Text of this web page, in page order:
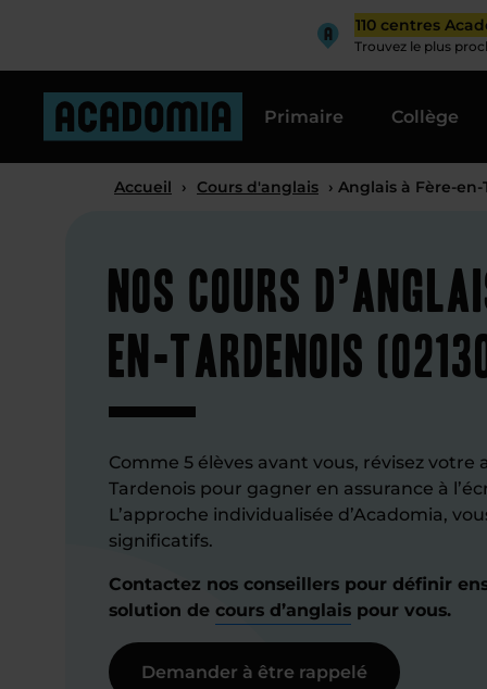
110 centres
Trouvez le plus
Primaire Collège
Accueil › Cours d'anglais › Anglais à Fère-
Nos cours
en-Tardenois
Comme 5 élèves avant vous, révisez votre
Tardenois pour gagner en assurance à
L’approche individualisée d’Acadomia,
significatifs.
Contactez nos conseillers pour définir
solution de cours d’anglais pour vous.
Demander à être rappelé